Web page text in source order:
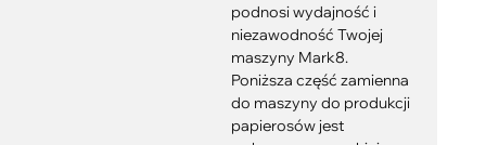
podnosi wydajność i
niezawodność Twojej
maszyny Mark8.
Poniższa część zamienna
do maszyny do produkcji
papierosów jest